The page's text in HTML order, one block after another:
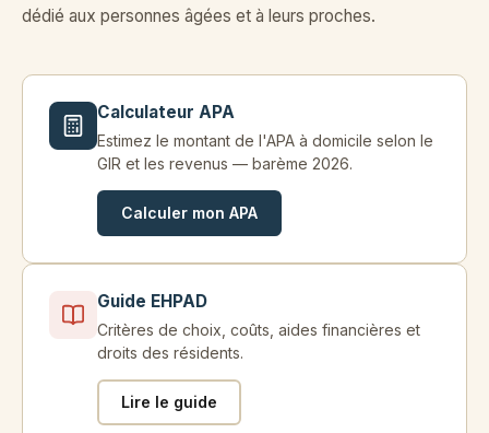
dédié aux personnes âgées et à leurs proches.
Calculateur APA
Estimez le montant de l'APA à domicile selon le
GIR et les revenus — barème 2026.
Calculer mon APA
Guide EHPAD
Critères de choix, coûts, aides financières et
droits des résidents.
Lire le guide